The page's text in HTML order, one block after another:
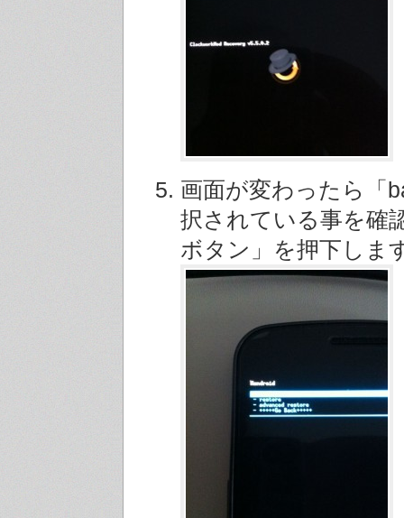
画面が変わったら「
択されている事を確
ボタン」を押下しま